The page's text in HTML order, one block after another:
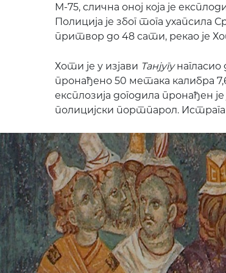
М-75, слична оној која је
Полиција је због тога ухапсила
притвор до 48 сати, рекао је
Хоти је у изјави Танјугу
пронађено 50 метака калибра
експлозија догодила пронађен
полицијски портпарол.